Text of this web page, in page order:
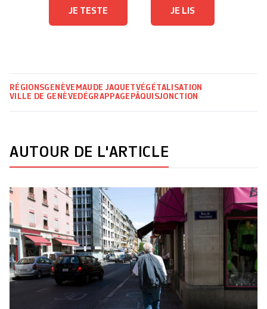
JE TESTE JE LIS
RÉGIONSGENÈVE MAUDE JAQUETVÉGÉTALISATION
VILLE DE GENÈVE DÉGRAPPAGE PÂQUISJONCTION
AUTOUR DE L'ARTICLE